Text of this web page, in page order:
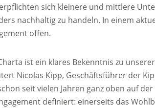
sich kleinere und mittlere
nachhaltig zu handeln. In einem
offen.
ist ein klares Bekenntnis zu
Nicolas Kipp, Geschäftsführer der
seit vielen Jahren ganz oben auf
definiert: einerseits das